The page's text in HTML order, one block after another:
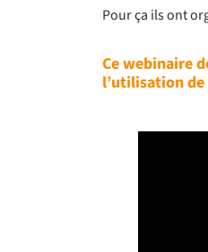
Pour ça ils ont
Ce webinaire
l’utilisation de